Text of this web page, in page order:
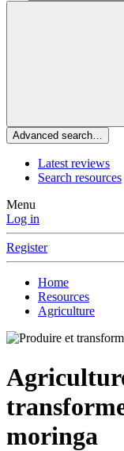
Advanced search…
Latest reviews
Search resources
Menu
Log in
Register
Home
Resources
Agriculture
moringa